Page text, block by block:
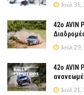
Ιούλ
42ο AVIN
Ιούλ
42ο AVIN
Ιούλ